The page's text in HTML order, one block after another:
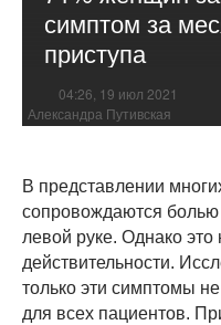
симптом за
приступа
04:26, 19 июл 2021
Александра Путивская
В представлении
сопровождаются
левой руке. Однако это
действительности.
только эти симптомы
для всех пациентов.